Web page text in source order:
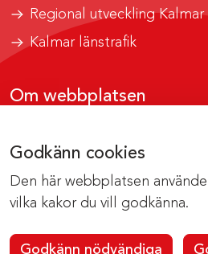
Godkänn cookies
Den här webbplatsen
vilka kakor du vill godkänna.
Godkänn nödvändiga
Regional utveckling Kalmar
Kalmar länstrafik
Om webbplatsen
Om cookies
Kontakta webbredaktionen